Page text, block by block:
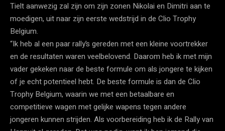
Tielt aanwezig zal zijn om zijn zonen Nikolai en Dimitri aan te
moedigen, uit naar zijn eerste wedstrijd in de Clio Trophy
Belgium.
“Ik heb al een paar rally’s gereden met een kleine voortrekker
en de resultaten waren veelbelovend. Daarom heb ik met mijn
vader gekeken naar de beste formule om als jongere te kijken
of je echt potentieel hebt. De beste formule is dan de Clio
Trophy Belgium, waarin we met een betaalbare en
competitieve wagen met gelijke wapens tegen andere
jongeren kunnen strijden. Als voorbereiding heb ik de Rally van